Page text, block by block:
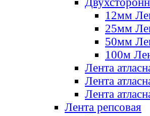
12мм
25мм
50мм
100м
Лента
Лента
Лента
Лента репсовая